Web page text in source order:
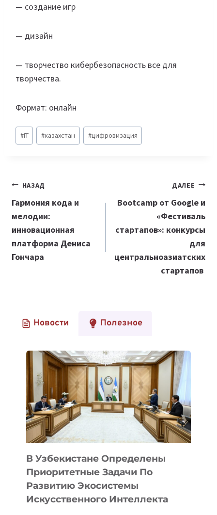
— создание игр
— дизайн
— творчество кибербезопасность все для
творчества.
Формат: онлайн
Метки
записи:
#IT #казахстан #цифровизация
Навигация
по
записям
НАЗАД
Гармония кода и
мелодии:
инновационная
платформа Дениса
Гончара
ДАЛЕЕ
Bootcamp от Google и
«Фестиваль
стартапов»: конкурсы
для
центральноазиатских
стартапов
Новости Полезное
В Узбекистане Определены
Приоритетные Задачи По
Развитию Экосистемы
Искусственного Интеллекта